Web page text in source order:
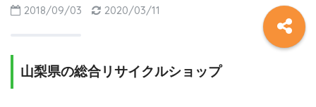
2018/09/03 2020/03/11
山梨県の総合リサイクルショップ